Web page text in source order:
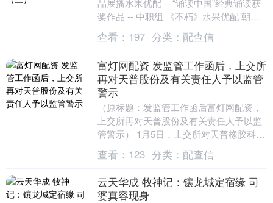
品展播水果优配 -- “诵读中国”经典诵读获
奖作品 -- 中职组 《不朽》水果优配 朝阳
市卫生学校 陈思岐 指导教师：牟斯....
查看： 197 分类： 配查信
富灯网配资 发监管工作函后，上交所
再对天普股份及有关责任人予以监管
警示
（原标题：发监管工作函后富灯网配资，
上交所再对天普股份及有关责任人予以监
管警示） 1月5日，上交所对天普橡胶科技
股份有限公司及有关责任人予以监管警
示。 上交所表....
查看： 123 分类： 配查信
云天华成 牧神记：镶龙城定宿缘 司
婆真容现身